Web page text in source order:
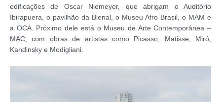
edificações de Oscar Niemeyer, que abrigam o Auditório
Ibirapuera, o pavilhão da Bienal, o Museu Afro Brasil, o MAM e
a OCA. Próximo dele está o Museu de Arte Contemporânea –
MAC, com obras de artistas como Picasso, Matisse, Miró,
Kandinsky e Modigliani.